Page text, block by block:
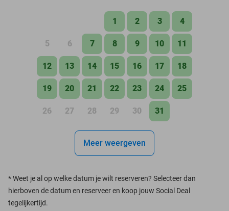
1 2 3 4
5 6 7 8 9 10 11
12 13 14 15 16 17 18
19 20 21 22 23 24 25
26 27 28 29 30 31
Meer weergeven
*Weet je al op welke datum je wilt reserveren? Selecteer dan
hierboven de datum en reserveer en koop jouw Social Deal
tegelijkertijd.